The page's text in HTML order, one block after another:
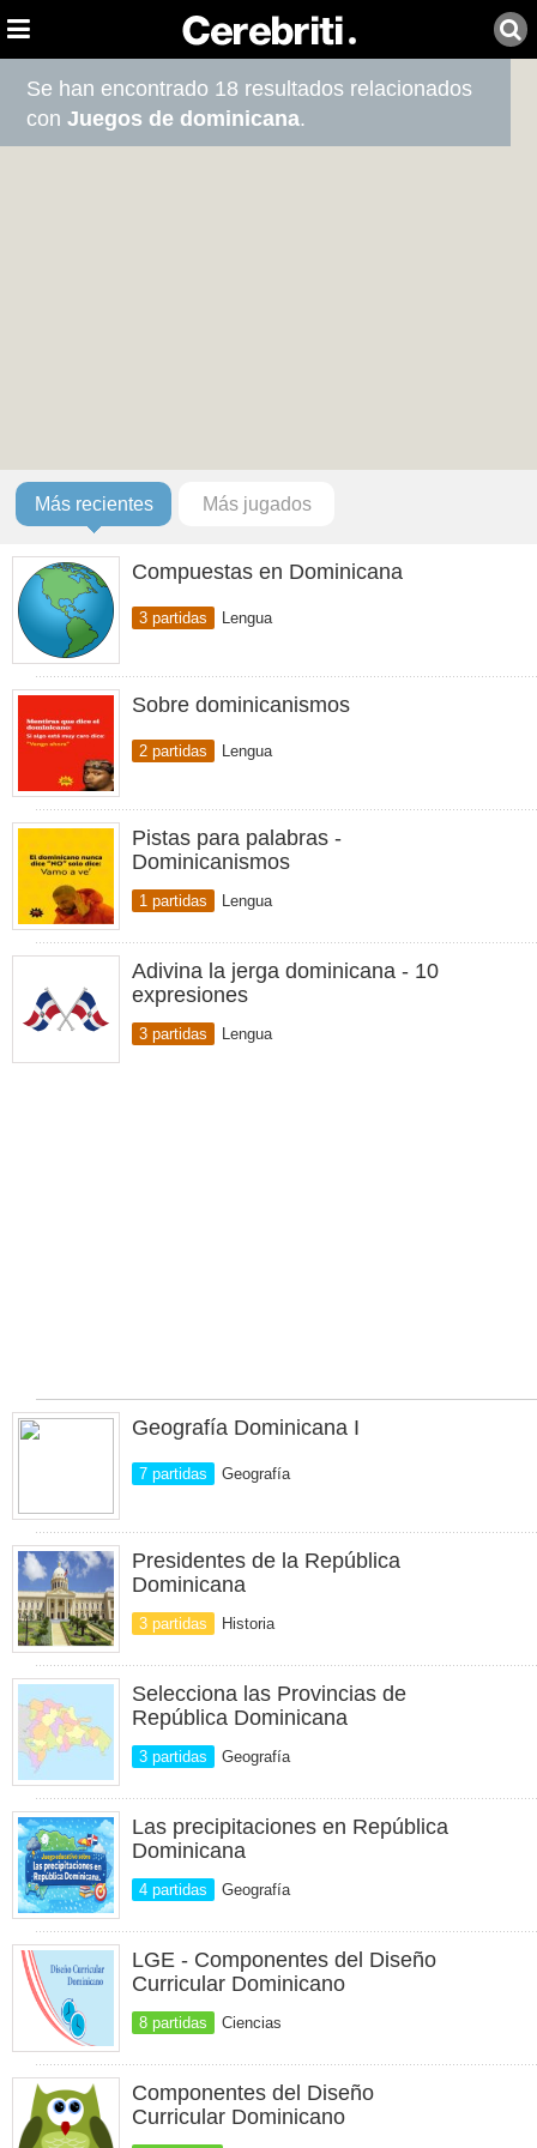
Se han encontrado 18 resultados relacionados
conJuegos de dominicana.
Más recientes Más jugados
Compuestas en Dominicana
3 partidas Lengua
Sobre dominicanismos
2 partidas Lengua
Pistas para palabras -
Dominicanismos
1 partidas Lengua
Adivina la jerga dominicana - 10
expresiones
3 partidas Lengua
Geografía Dominicana I
7 partidas Geografía
Presidentes de la República
Dominicana
3 partidas Historia
Selecciona las Provincias de
República Dominicana
3 partidas Geografía
Las precipitaciones en República
Dominicana
4 partidas Geografía
LGE - Componentes del Diseño
Curricular Dominicano
8 partidas Ciencias
Componentes del Diseño
Curricular Dominicano